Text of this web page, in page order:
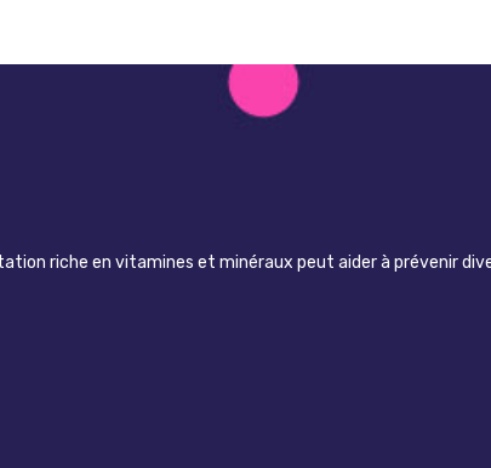
riche en vitamines et minéraux peut aider à prévenir